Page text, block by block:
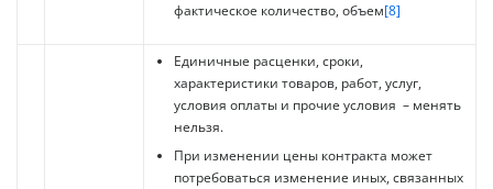
фактическое количество, объем[8]
Единичные расценки, сроки,
характеристики товаров, работ, услуг,
условия оплаты и прочие условия – менять
нельзя.
При изменении цены контракта может
потребоваться изменение иных, связанных